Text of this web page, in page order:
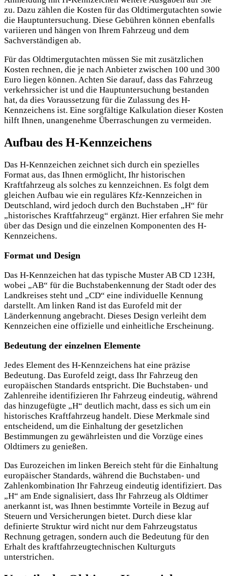
zu. Dazu zählen die Kosten für das Oldtimergutachten sowie
die Hauptuntersuchung. Diese Gebühren können ebenfalls
variieren und hängen von Ihrem Fahrzeug und dem
Sachverständigen ab.
Für das Oldtimergutachten müssen Sie mit zusätzlichen
Kosten rechnen, die je nach Anbieter zwischen 100 und 300
Euro liegen können. Achten Sie darauf, dass das Fahrzeug
verkehrssicher ist und die Hauptuntersuchung bestanden
hat, da dies Voraussetzung für die Zulassung des H-
Kennzeichens ist. Eine sorgfältige Kalkulation dieser Kosten
hilft Ihnen, unangenehme Überraschungen zu vermeiden.
Aufbau des H-Kennzeichens
Das H-Kennzeichen zeichnet sich durch ein spezielles
Format aus, das Ihnen ermöglicht, Ihr historischen
Kraftfahrzeug als solches zu kennzeichnen. Es folgt dem
gleichen Aufbau wie ein reguläres Kfz-Kennzeichen in
Deutschland, wird jedoch durch den Buchstaben „H“ für
„historisches Kraftfahrzeug“ ergänzt. Hier erfahren Sie mehr
über das Design und die einzelnen Komponenten des H-
Kennzeichens.
Format und Design
Das H-Kennzeichen hat das typische Muster AB CD 123H,
wobei „AB“ für die Buchstabenkennung der Stadt oder des
Landkreises steht und „CD“ eine individuelle Kennung
darstellt. Am linken Rand ist das Eurofeld mit der
Länderkennung angebracht. Dieses Design verleiht dem
Kennzeichen eine offizielle und einheitliche Erscheinung.
Bedeutung der einzelnen Elemente
Jedes Element des H-Kennzeichens hat eine präzise
Bedeutung. Das Eurofeld zeigt, dass Ihr Fahrzeug den
europäischen Standards entspricht. Die Buchstaben- und
Zahlenreihe identifizieren Ihr Fahrzeug eindeutig, während
das hinzugefügte „H“ deutlich macht, dass es sich um ein
historisches Kraftfahrzeug handelt. Diese Merkmale sind
entscheidend, um die Einhaltung der gesetzlichen
Bestimmungen zu gewährleisten und die Vorzüge eines
Oldtimers zu genießen.
Das Eurozeichen im linken Bereich steht für die Einhaltung
europäischer Standards, während die Buchstaben- und
Zahlenkombination Ihr Fahrzeug eindeutig identifiziert. Das
„H“ am Ende signalisiert, dass Ihr Fahrzeug als Oldtimer
anerkannt ist, was Ihnen bestimmte Vorteile in Bezug auf
Steuern und Versicherungen bietet. Durch diese klar
definierte Struktur wird nicht nur dem Fahrzeugstatus
Rechnung getragen, sondern auch die Bedeutung für den
Erhalt des kraftfahrzeugtechnischen Kulturguts
unterstrichen.